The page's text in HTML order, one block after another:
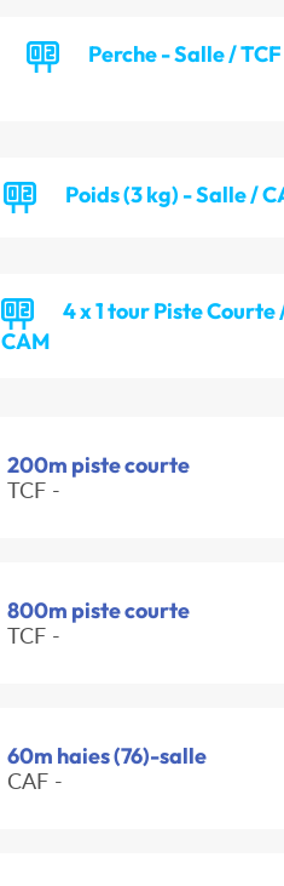
Perche - Salle / TCF
Poids (3 kg) - Salle /
4 x 1 tour Piste Courte
CAM
200m piste courte
TCF -
800m piste courte
TCF -
60m haies (76)-salle
CAF -